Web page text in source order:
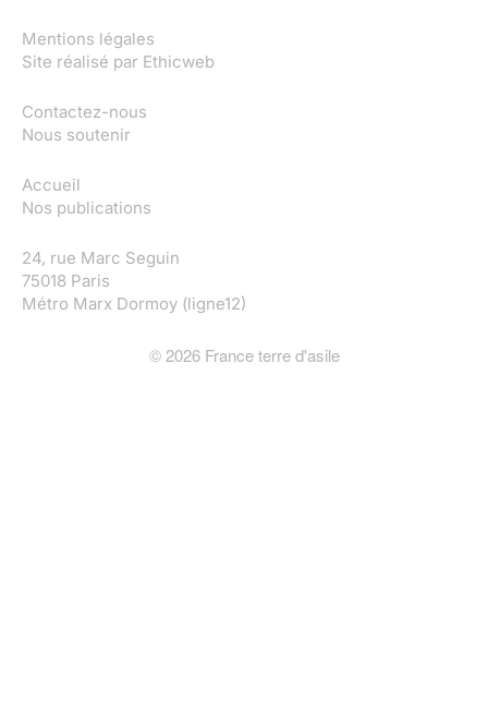
Mentions légales
Site réalisé par Ethicweb
Contactez-nous
Nous soutenir
Accueil
Nos publications
24, rue Marc Seguin
75018 Paris
Métro Marx Dormoy (ligne12)
© 2026France terre d'asile